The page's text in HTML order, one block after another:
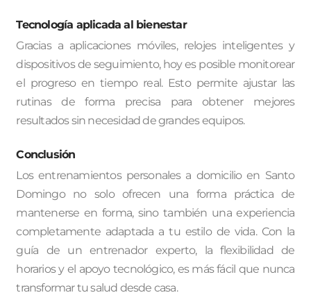
Tecnología aplicada al bienestar
Gracias a aplicaciones móviles, relojes inteligentes y
dispositivos de seguimiento, hoy es posible monitorear
el progreso en tiempo real. Esto permite ajustar las
rutinas de forma precisa para obtener mejores
resultados sin necesidad de grandes equipos.
Conclusión
Los entrenamientos personales a domicilio en Santo
Domingo no solo ofrecen una forma práctica de
mantenerse en forma, sino también una experiencia
completamente adaptada a tu estilo de vida. Con la
guía de un entrenador experto, la flexibilidad de
horarios y el apoyo tecnológico, es más fácil que nunca
transformar tu salud desde casa.